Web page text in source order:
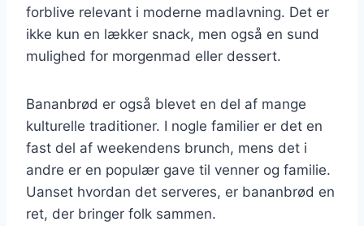
forblive relevant i moderne madlavning. Det er
ikke kun en lækker snack, men også en sund
mulighed for morgenmad eller dessert.
Bananbrød er også blevet en del af mange
kulturelle traditioner. I nogle familier er det en
fast del af weekendens brunch, mens det i
andre er en populær gave til venner og familie.
Uanset hvordan det serveres, er bananbrød en
ret, der bringer folk sammen.